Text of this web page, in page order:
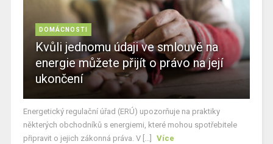
DOMÁCNOSTI
Kvůli jednomu údaji ve smlouvě na
energie můžete přijít o právo na její
ukončení
Energetický regulační úřad (ERÚ) upozorňuje na praktiky
některých obchodníků s energiemi, které mohou spotřebitele
připravit o jejich zákonná práva. V [...]
Více